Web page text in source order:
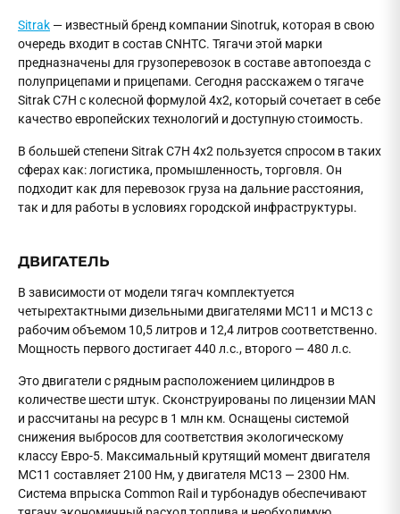
Sitrak — известный бренд компании Sinotruk, которая в свою
очередь входит в состав CNHTC. Тягачи этой марки
предназначены для грузоперевозок в составе автопоезда с
полуприцепами и прицепами. Сегодня расскажем о тягаче
Sitrak C7H с колесной формулой 4x2, который сочетает в себе
качество европейских технологий и доступную стоимость.
В большей степени Sitrak C7H 4x2 пользуется спросом в таких
сферах как: логистика, промышленность, торговля. Он
подходит как для перевозок груза на дальние расстояния,
так и для работы в условиях городской инфраструктуры.
ДВИГАТЕЛЬ
В зависимости от модели тягач комплектуется
четырехтактными дизельными двигателями МС11 и МС13 с
рабочим объемом 10,5 литров и 12,4 литров соответственно.
Мощность первого достигает 440 л.с., второго — 480 л.с.
Это двигатели с рядным расположением цилиндров в
количестве шести штук. Сконструированы по лицензии MAN
и рассчитаны на ресурс в 1 млн км. Оснащены системой
снижения выбросов для соответствия экологическому
классу Евро-5. Максимальный крутящий момент двигателя
МС11 составляет 2100 Нм, у двигателя MC13 — 2300 Нм.
Система впрыска Common Rail и турбонадув обеспечивают